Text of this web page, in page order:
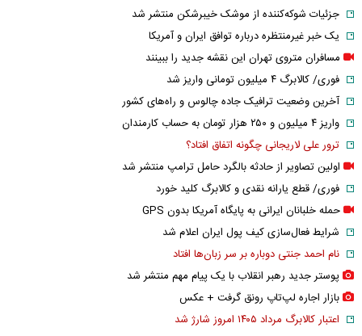
برگزیده ها
جزئیات شوکه‌کننده از موشک خیبرشکن منتشر شد
یک خبر غیرمنتظره درباره توافق ایران و آمریکا
مسافران متروی تهران این نقشه جدید را ببینند
فوری/ کالابرگ ۴ میلیون تومانی واریز شد
آخرین وضعیت ترافیک جاده چالوس و راه‌های کشور
واریز ۴ میلیون و ۲۵۰ هزار تومان به حساب کارمندان
ترور علی لاریجانی چگونه اتفاق افتاد؟
اولین تصاویر از حادثه بالگرد حامل ترامپ منتشر شد
فوری/ قطع یارانه نقدی و کالابرگ کلید خورد
حمله خلبانان ایرانی به پایگاه آمریکا بدون GPS
شرایط فعال‌سازی کیف پول ایران اعلام شد
نام احمد جنتی دوباره بر سر زبان‌ها افتاد
پوستر جدید رهبر انقلاب با یک پیام مهم منتشر شد